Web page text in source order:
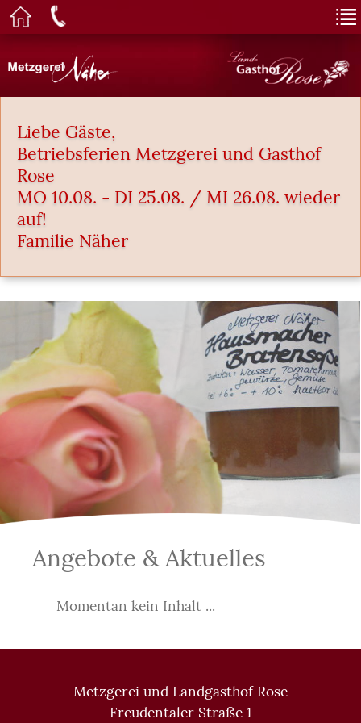
Liebe Gäste,
Betriebsferien Metzgerei und Gasthof
Rose
MO 10.08. - DI 25.08. / MI 26.08. wieder
auf!
Familie Näher
Angebote & Aktuelles
Momentan kein Inhalt ...
Metzgerei und Landgasthof Rose
Freudentaler Straße 1